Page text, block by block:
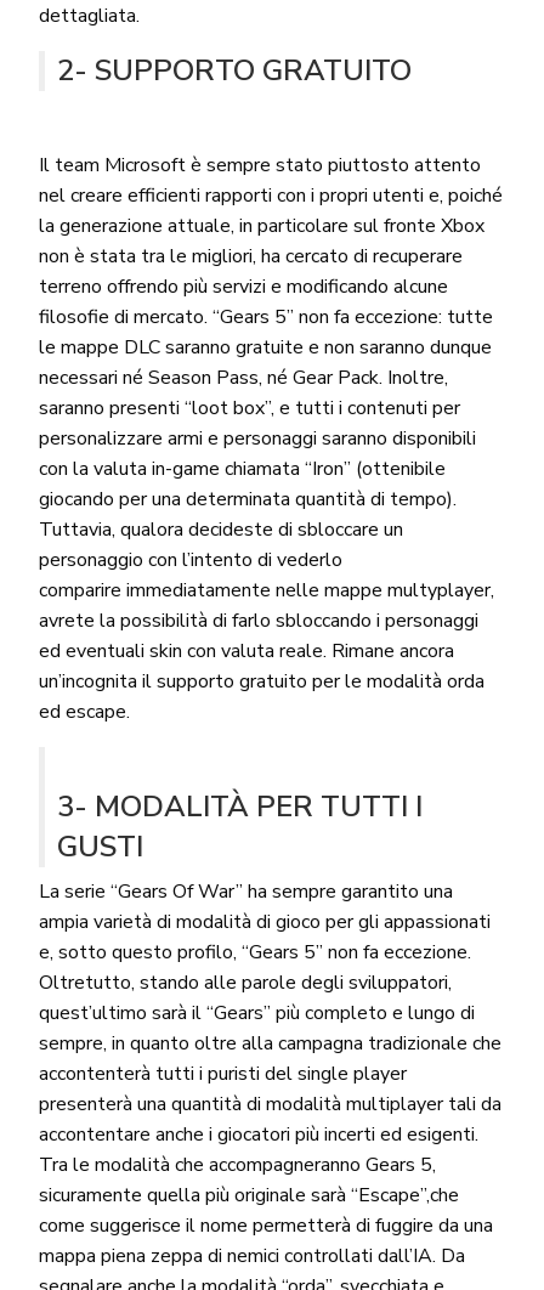
dettagliata.
2- SUPPORTO GRATUITO
Il team Microsoft è sempre stato piuttosto attento
nel creare efficienti rapporti con i propri utenti e, poiché
la generazione attuale, in particolare sul fronte Xbox
non è stata tra le migliori, ha cercato di recuperare
terreno offrendo più servizi e modificando alcune
filosofie di mercato. “Gears 5” non fa eccezione: tutte
le mappe DLC saranno gratuite e non saranno dunque
necessari né Season Pass, né Gear Pack. Inoltre,
saranno presenti “loot box”, e tutti i contenuti per
personalizzare armi e personaggi saranno disponibili
con la valuta in-game chiamata “Iron” (ottenibile
giocando per una determinata quantità di tempo).
Tuttavia, qualora decideste di sbloccare un
personaggio con l’intento di vederlo
comparire immediatamente nelle mappe multyplayer,
avrete la possibilità di farlo sbloccando i personaggi
ed eventuali skin con valuta reale. Rimane ancora
un’incognita il supporto gratuito per le modalità orda
ed escape.
3- MODALITÀ PER TUTTI I
GUSTI
La serie “Gears Of War” ha sempre garantito una
ampia varietà di modalità di gioco per gli appassionati
e, sotto questo profilo, “Gears 5” non fa eccezione.
Oltretutto, stando alle parole degli sviluppatori,
quest’ultimo sarà il “Gears” più completo e lungo di
sempre, in quanto oltre alla campagna tradizionale che
accontenterà tutti i puristi del single player
presenterà una quantità di modalità multiplayer tali da
accontentare anche i giocatori più incerti ed esigenti.
Tra le modalità che accompagneranno Gears 5,
sicuramente quella più originale sarà “Escape”,che
come suggerisce il nome permetterà di fuggire da una
mappa piena zeppa di nemici controllati dall’IA. Da